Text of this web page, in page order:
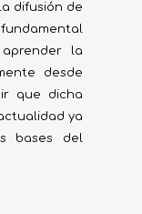
difusión de
la
desde
que dicha
ya
bases del